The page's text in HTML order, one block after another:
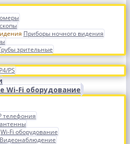
Приборы ночного видения
зрительные
PS
Wi-Fi оборудование
телефония
Wi-Fi оборудование
Видеонаблюдение